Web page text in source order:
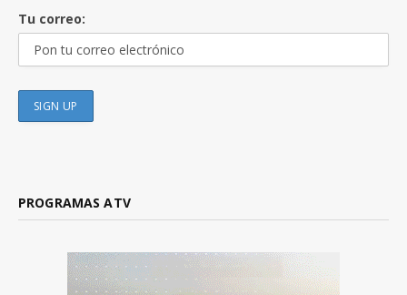
Tu correo:
PROGRAMAS ATV